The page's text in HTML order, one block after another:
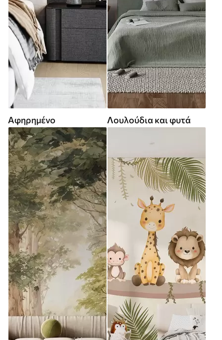
Αφηρημένο Λουλούδια και φυτά